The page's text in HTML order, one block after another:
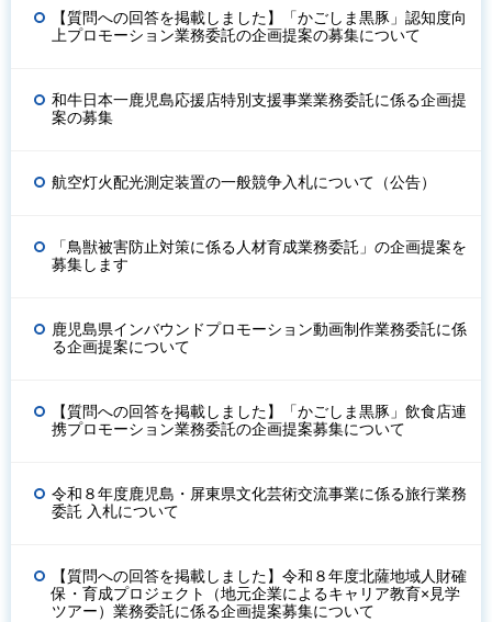
【質問への回答を掲載しました】「かごしま黒豚」認知度向
上プロモーション業務委託の企画提案の募集について
和牛日本一鹿児島応援店特別支援事業業務委託に係る企画提
案の募集
航空灯火配光測定装置の一般競争入札について（公告）
「鳥獣被害防止対策に係る人材育成業務委託」の企画提案を
募集します
鹿児島県インバウンドプロモーション動画制作業務委託に係
る企画提案について
【質問への回答を掲載しました】「かごしま黒豚」飲食店連
携プロモーション業務委託の企画提案募集について
令和８年度鹿児島・屏東県文化芸術交流事業に係る旅行業務
委託 入札について
【質問への回答を掲載しました】令和８年度北薩地域人財確
保・育成プロジェクト（地元企業によるキャリア教育×見学
ツアー）業務委託に係る企画提案募集について